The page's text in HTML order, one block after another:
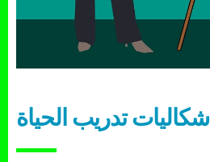
إشكاليات تدريب الحياة